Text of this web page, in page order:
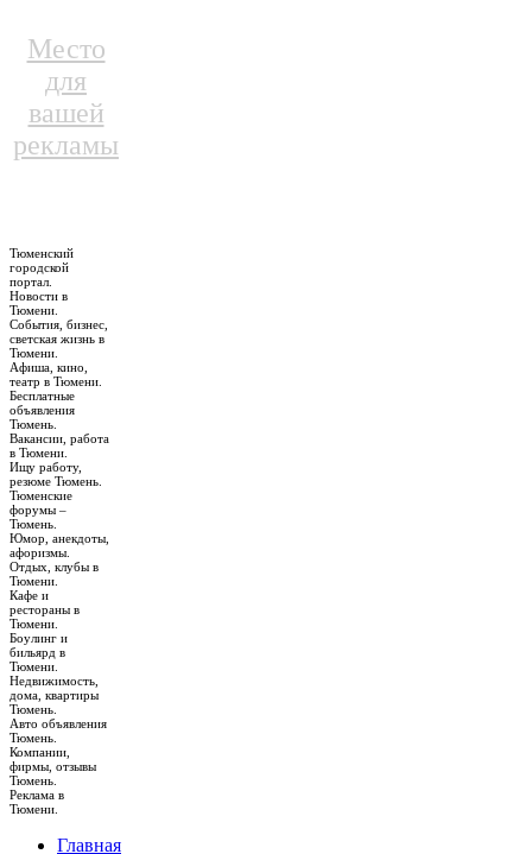
Место
для
вашей
рекламы
Тюменский
городской
портал.
Новости в
Тюмени.
События, бизнес,
светская жизнь в
Тюмени.
Афиша, кино,
театр в Тюмени.
Бесплатные
объявления
Тюмень.
Вакансии, работа
в Тюмени.
Ищу работу,
резюме Тюмень.
Тюменские
форумы –
Тюмень.
Юмор, анекдоты,
афоризмы.
Отдых, клубы в
Тюмени.
Кафе и
рестораны в
Тюмени.
Боулинг и
бильярд в
Тюмени.
Недвижимость,
дома, квартиры
Тюмень.
Авто объявления
Тюмень.
Компании,
фирмы, отзывы
Тюмень.
Реклама в
Тюмени.
Главная